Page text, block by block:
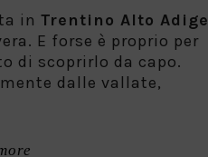
in Trentino Alto Adige
E forse è proprio per
di scoprirlo da capo.
dalle vallate,